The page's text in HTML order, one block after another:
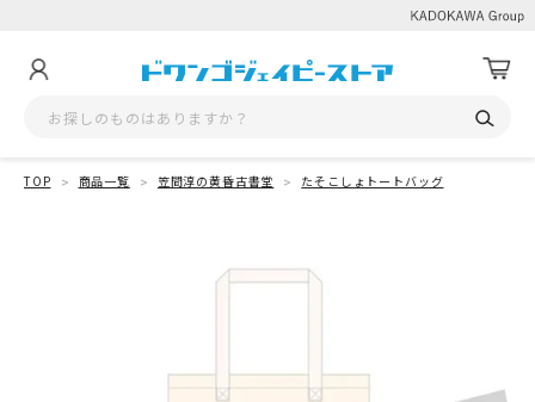
TOP 商品一覧 笠間淳の黄昏古書堂 たそこしょトートバッグ